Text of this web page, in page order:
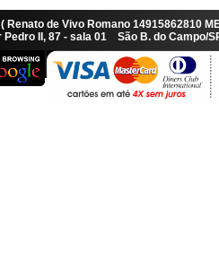
Renato de Vivo Romano
Pedro II, 87 - sala 01 São B. do